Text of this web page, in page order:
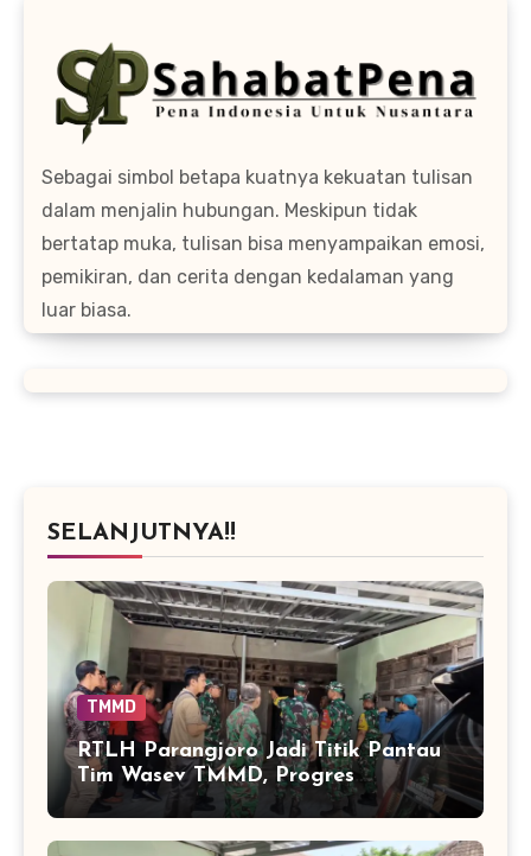
Sebagai simbol betapa kuatnya kekuatan tulisan
dalam menjalin hubungan. Meskipun tidak
bertatap muka, tulisan bisa menyampaikan emosi,
pemikiran, dan cerita dengan kedalaman yang
luar biasa.
SELANJUTNYA!!
TMMD
RTLH Parangjoro Jadi Titik Pantau
Tim Wasev TMMD, Progres
Pembangunan Dicek Langsung